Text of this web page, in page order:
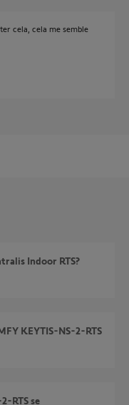
cela, cela me semble
Indoor RTS?
KEYTIS-NS-2-RTS